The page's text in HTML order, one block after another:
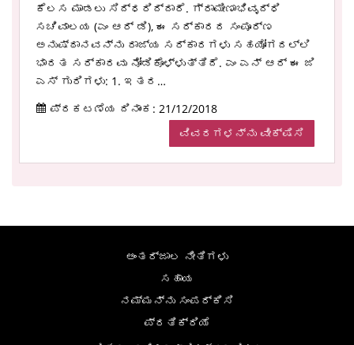
ಕೆಲಸ ಮಾಡಲು ಸಿದ್ಧರಿದ್ದಾರೆ. ಗ್ರಾಮೀಣಾಭಿವೃದ್ಧಿ
ಸಚಿವಾಲಯ (ಎಂ ಆರ್ ಡಿ), ಈ ಸರ್ಕಾರದ ಸಂಪೂರ್ಣ
ಅನುಷ್ಠಾನವನ್ನು ರಾಜ್ಯ ಸರ್ಕಾರಗಳು ಸಹಯೋಗದಲ್ಲಿ
ಭಾರತ ಸರ್ಕಾರವು ನೋಡಿಕೊಳ್ಳುತ್ತಿದೆ. ಎಂ ಎನ್ ಆರ್ ಈ ಜಿ
ಎಸ್ ಗುರಿಗಳು: 1. ಇತರ…
ಪ್ರಕಟಣೆಯ ದಿನಾಂಕ: 21/12/2018
ವಿವರಗಳನ್ನು ವೀಕ್ಷಿಸಿ
ಅಂತರ್ಜಾಲ ನೀತಿಗಳು
ಸಹಾಯ
ನಮ್ಮನ್ನು ಸಂಪರ್ಕಿಸಿ
ಪ್ರತಿಕ್ರಿಯೆ